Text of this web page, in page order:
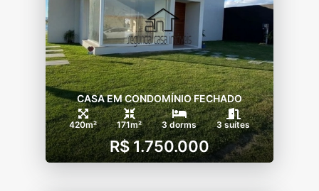
CASA EM CONDOMÍNIO FECHADO
420m² 171m² 3 dorms 3 suítes
R$ 1.750.000